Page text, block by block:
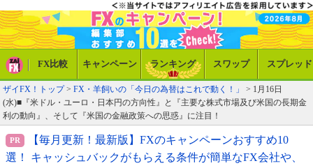
FX比較 キャンペーン ランキング スワップ スプレッド
ザイFX！トップ> FX・羊飼いの「今日の為替はこれで動く！」
> 1月16日
(水)■『米ドル・ユーロ・日本円の方向性』と『主要な株式市場及び米国の長期金
利の動向』、そして『米国の金融政策への思惑』に注目！
【毎月更新！最新版】FXのキャンペーンおすすめ10
選！ キャッシュバックがもらえる条件が簡単なFX会社や、